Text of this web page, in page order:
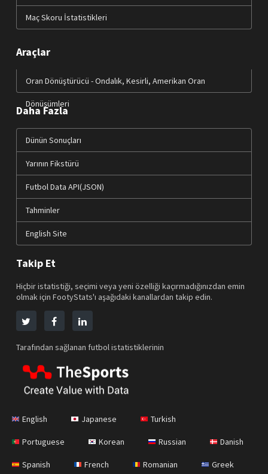
Maç Skoru İstatistikleri
Araçlar
Oran Dönüştürücü - Ondalık, Kesirli, Amerikan Oran
Dönüşümleri
Daha Fazla
Dünün Sonuçları
Yarının Fikstürü
Futbol Data API(JSON)
Tahminler
English Site
Takip Et
Hiçbir istatistiği, seçimi veya yeni özelliği kaçırmadığınızdan emin
olmak için FootyStats'ı aşağıdaki kanallardan takip edin.
Tarafından sağlanan futbol istatistiklerinin
English Japanese Turkish
Portuguese Korean Russian Danish
Spanish French Romanian Greek